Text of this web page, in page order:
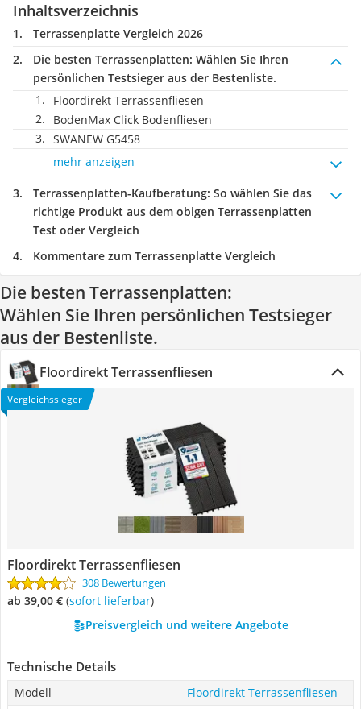
Inhaltsverzeichnis
Terrassenplatte Vergleich 2026
Die besten Terrassenplatten: Wählen Sie Ihren
persönlichen Testsieger aus der Bestenliste.
Floordirekt Terrassenfliesen
BodenMax Click Bodenfliesen
SWANEW G5458
mehr anzeigen
Terrassenplatten-Kaufberatung: So wählen Sie das
richtige Produkt aus dem obigen Terrassenplatten
Test oder Vergleich
Kommentare zum Terrassenplatte Vergleich
Die besten Terrassenplatten:
Wählen Sie Ihren persönlichen Testsieger
aus der Bestenliste.
Floordirekt Terrassenfliesen
Vergleichssieger
Floordirekt Terrassenfliesen
308 Bewertungen
ab 39,00 € ( Sofort lieferbar)
Preisvergleich und weitere Angebote
Technische Details
Modell Floordirekt Terrassenfliesen